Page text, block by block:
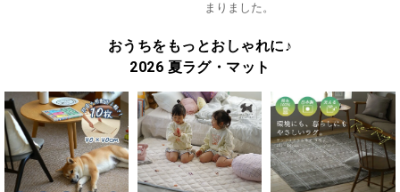
まりました。
おうちをもっとおしゃれに♪
2026 夏ラグ・マット